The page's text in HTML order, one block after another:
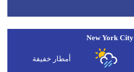
New York City
أمطار خفيفة